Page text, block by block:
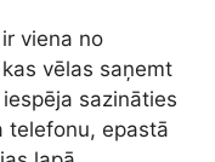
ir viena no
vēlas saņemt
sazināties
telefonu, epastā